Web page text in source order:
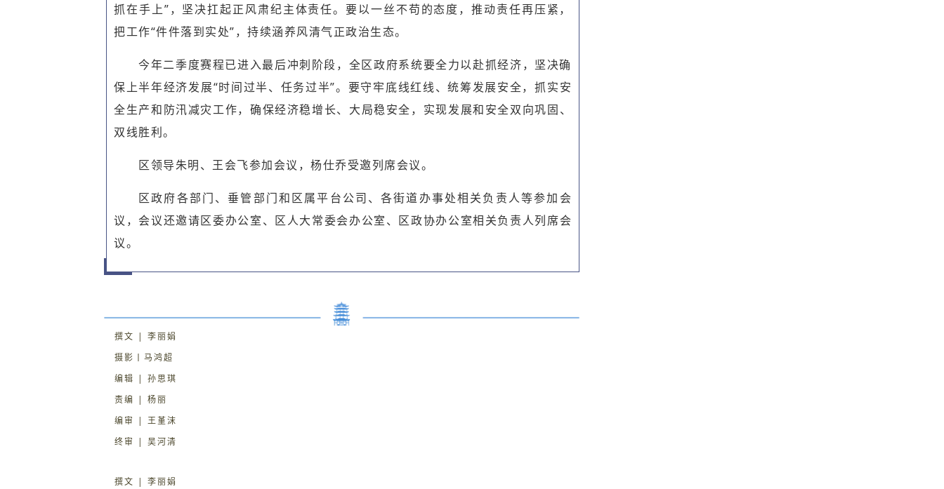
抓在手上”，坚决扛起正风肃纪主体责任。要以一丝不苟的态度，推动责任再压紧，
把工作“件件落到实处”，持续涵养风清气正政治生态。
今年二季度赛程已进入最后冲刺阶段，全区政府系统要全力以赴抓经济，坚决确
保上半年经济发展“时间过半、任务过半”。要守牢底线红线、统筹发展安全，抓实安
全生产和防汛减灾工作，确保经济稳增长、大局稳安全，实现发展和安全双向巩固、
双线胜利。
区领导朱明、王会飞参加会议，杨仕乔受邀列席会议。
区政府各部门、垂管部门和区属平台公司、各街道办事处相关负责人等参加会
议，会议还邀请区委办公室、区人大常委会办公室、区政协办公室相关负责人列席会
议。
撰文 | 李丽娟
摄影丨马鸿超
编辑 | 孙思琪
责编 | 杨丽
编审 | 王堇沫
终审 | 吴河清
撰文 | 李丽娟